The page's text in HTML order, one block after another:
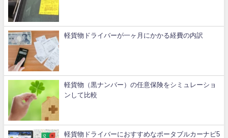
軽貨物ドライバーが一ヶ月にかかる経費の内訳
軽貨物（黒ナンバー）の任意保険をシミュレーショ
ンして比較
軽貨物ドライバーにおすすめなポータブルカーナビ5